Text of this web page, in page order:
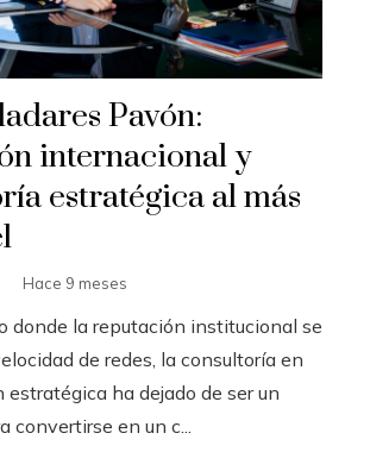
Pavón:
internacional y
estratégica al más
Hace 9 meses
donde la reputación institucional se
de redes, la consultoría en
estratégica ha dejado de ser un
convertirse en un c...